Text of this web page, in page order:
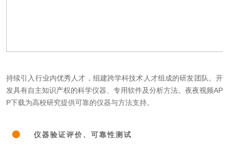
持续引入行业内优秀人才，组建跨学科技术人才组成的研发团队。开
发具有自主知识产权的科学仪器、专用软件及分析方法。夜夜视频AP
P下载为高校研究提供可靠的仪器与方法支持。
仪器验证评价、可靠性测试